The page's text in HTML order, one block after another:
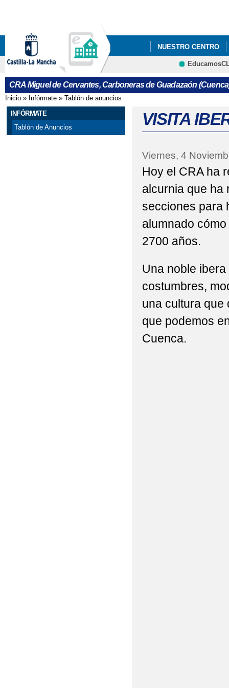
NUESTRO CENTRO
SALIDAS A LA
PROGRAMA DE
PROGRAMA DE
CRA Miguel de Cervantes, Carboneras de Guadazaón
Se encuentra usted aquí
Inicio » Infórmate » Tablón de anuncios
INFÓRMATE
Tablón de Anuncios
VISITA
Viernes, 4
Hoy el CRA ha
alcurnia que ha
secciones para
alumnado
2700 años.
Una noble
costumbres,
una cultura que
que podemos
Cuenca.